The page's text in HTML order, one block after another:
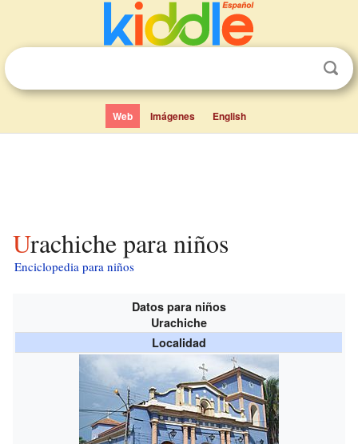
Web Imágenes English
Urachiche para niños
Enciclopedia para niños
Datos para niños
Urachiche
Localidad